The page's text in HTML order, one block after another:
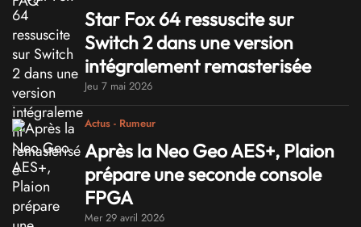
Star Fox 64 ressuscite sur
Switch 2 dans une version
intégralement remasterisée
Jeu 7 mai 2026
Actus - Rumeur
Après la Neo Geo AES+, Plaion
prépare une seconde console
FPGA
Mer 29 avril 2026